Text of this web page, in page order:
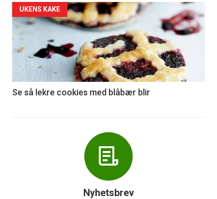
Forsiden
akkurat
nå
6
UKENS KAKE
Se så lekre cookies med blåbær blir
Nyhetsbrev